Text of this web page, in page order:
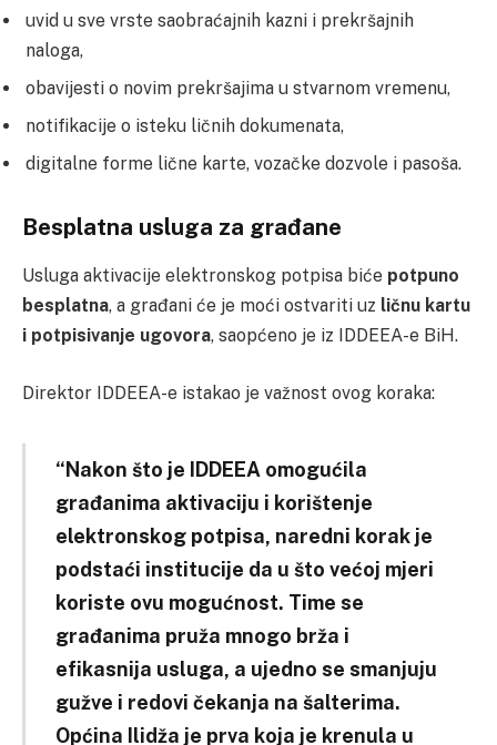
uvid u sve vrste saobraćajnih kazni i prekršajnih
naloga,
obavijesti o novim prekršajima u stvarnom vremenu,
notifikacije o isteku ličnih dokumenata,
digitalne forme lične karte, vozačke dozvole i pasoša.
Besplatna usluga za građane
Usluga aktivacije elektronskog potpisa biće potpuno
besplatna, a građani će je moći ostvariti uz ličnu kartu
i potpisivanje ugovora, saopćeno je iz IDDEEA-e BiH.
Direktor IDDEEA-e istakao je važnost ovog koraka:
“Nakon što je IDDEEA omogućila
građanima aktivaciju i korištenje
elektronskog potpisa, naredni korak je
podstaći institucije da u što većoj mjeri
koriste ovu mogućnost. Time se
građanima pruža mnogo brža i
efikasnija usluga, a ujedno se smanjuju
gužve i redovi čekanja na šalterima.
Općina Ilidža je prva koja je krenula u